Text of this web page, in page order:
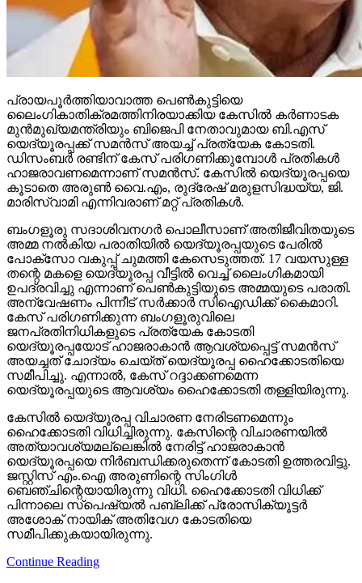
പ്രായപൂര്‍ത്തിയാവാത്ത പെണ്‍കുട്ടിയെ
ലൈംഗികാതിക്രമത്തിനിരയാക്കിയ കേസില്‍ കര്‍ണാടക
മുന്‍മുഖ്യമന്ത്രിയും ബിജെപി നേതാവുമായ ബി.എസ്
യെദ്യൂരപ്പക്ക് സമന്‍സ് അയച്ച് പ്രത്യേക കോടതി.
ഡിസംബര്‍ രണ്ടിന് കേസ് പരിഗണിക്കുമ്പോള്‍ പ്രതികള്‍
ഹാജരാവണമെന്നാണ് സമന്‍സ്. കേസില്‍ യെദ്യൂരപ്പയെ
കൂടാതെ അരുണ്‍ വൈ.എം, രുദ്രേഷ് മരുളസിദ്ധയ്യ, ജി.
മാരിസ്വാമി എന്നിവരാണ് മറ്റ് പ്രതികള്‍.
ബംഗളൂരു സദാശിവനഗര്‍ പൊലീസാണ് അതിജീവിതയുടെ
അമ്മ നല്‍കിയ പരാതിയില്‍ യെദ്യൂരപ്പയുടെ പേരില്‍
പോക്‌സോ വകുപ്പ് ചുമത്തി കേസെടുത്തത്. 17 വയസുള്ള
തന്റെ മകളെ യെദ്യൂരപ്പ വീട്ടില്‍ വെച്ച് ലൈംഗികമായി
ഉപദ്രവിച്ചു എന്നാണ് പെണ്‍കുട്ടിയുടെ അമ്മയുടെ പരാതി.
അന്വേഷണം പിന്നീട് സര്‍ക്കാര്‍ സിഐഡിക്ക് കൈമാറി.
കേസ് പരിഗണിക്കുന്ന ബംഗളൂരുവിലെ
ജനപ്രതിനിധികളുടെ പ്രത്യേക കോടതി
യെദ്യൂരപ്പയോട് ഹാജരാകാന്‍ ആവശ്യപ്പെട്ട് സമന്‍സ്
അയച്ചത് ചോദ്യം ചെയ്ത് യെദ്യൂരപ്പ ഹൈക്കോടതിയെ
സമീപിച്ചു. എന്നാല്‍, കേസ് റദ്ദാക്കണമെന്ന
യെദ്യൂരപ്പയുടെ ആവശ്യം ഹൈക്കോടതി തള്ളിയിരുന്നു.
കേസില്‍ യെദ്യൂരപ്പ വിചാരണ നേരിടണമെന്നും
ഹൈക്കോടതി വിധിച്ചിരുന്നു. കേസിന്റെ വിചാരണയില്‍
അത്യാവശ്യമല്ലെങ്കില്‍ നേരിട്ട് ഹാജരാകാന്‍
യെദ്യൂരപ്പയെ നിര്‍ബന്ധിക്കരുതെന്ന് കോടതി ഉത്തരവിട്ടു.
ജസ്റ്റിസ് എം.ഐ അരുണിന്റെ സിംഗിള്‍
ബെഞ്ചിന്റെയായിരുന്നു വിധി. ഹൈക്കോടതി വിധിക്ക്
പിന്നാലെ സ്‌പെഷ്യല്‍ പബ്ലിക്ക് പ്രോസിക്യൂട്ടര്‍
അശോക് നായിക് അതിവേഗ കോടതിയെ
സമീപിക്കുകയായിരുന്നു.
Continue Reading